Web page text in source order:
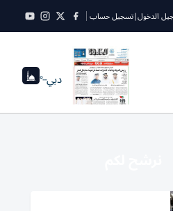
الدخول|تسجيل حساب
دبي--°